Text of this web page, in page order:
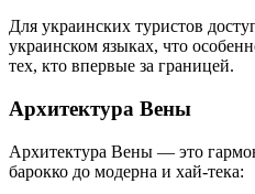
Для украинских туристов
украинском языках, что
тех, кто впервые за границей.
Архитектура Вены
Архитектура Вены — это
барокко до модерна и хай-тека: